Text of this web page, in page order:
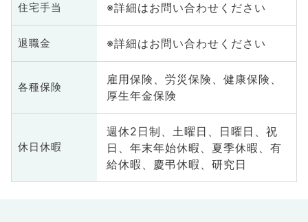
住宅手当 ※詳細はお問い合わせください
退職金 ※詳細はお問い合わせください
各種保険
雇用保険、労災保険、健康保険、
厚生年金保険
休日休暇
週休2日制、土曜日、日曜日、祝
日、年末年始休暇、夏季休暇、有
給休暇、慶弔休暇、研究日